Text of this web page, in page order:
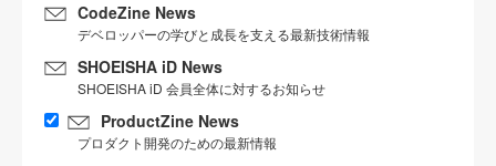
CodeZine News
デベロッパーの学びと成長を支える最新技術情報
SHOEISHA iD News
SHOEISHA iD 会員全体に対するお知らせ
ProductZine News
プロダクト開発のための最新情報